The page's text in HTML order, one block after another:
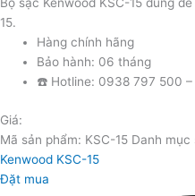
Bộ sạc Kenwood KSC-15 dùng
15.
Hàng chính hãng
Bảo hành: 06 tháng
☎️ Hotline: 0938 797 500 –
Giá:
Mã sản phẩm: KSC-15 Danh mục
Kenwood KSC-15
Đặt mua